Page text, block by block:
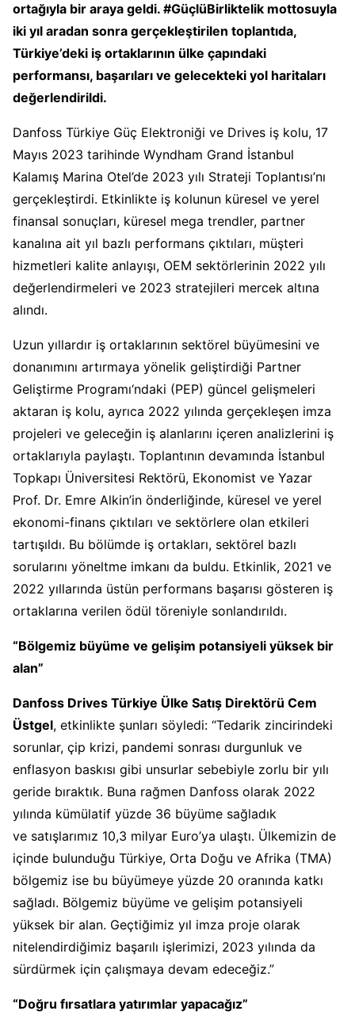
ortağıyla bir araya geldi. #GüçlüBirliktelik mottosuyla
iki yıl aradan sonra gerçekleştirilen toplantıda,
Türkiye’deki iş ortaklarının ülke çapındaki
performansı, başarıları ve gelecekteki yol haritaları
değerlendirildi.
Danfoss Türkiye Güç Elektroniği ve Drives iş kolu, 17
Mayıs 2023 tarihinde Wyndham Grand İstanbul
Kalamış Marina Otel’de 2023 yılı Strateji Toplantısı’nı
gerçekleştirdi. Etkinlikte iş kolunun küresel ve yerel
finansal sonuçları, küresel mega trendler, partner
kanalına ait yıl bazlı performans çıktıları, müşteri
hizmetleri kalite anlayışı, OEM sektörlerinin 2022 yılı
değerlendirmeleri ve 2023 stratejileri mercek altına
alındı.
Uzun yıllardır iş ortaklarının sektörel büyümesini ve
donanımını artırmaya yönelik geliştirdiği Partner
Geliştirme Programı‘ndaki (PEP) güncel gelişmeleri
aktaran iş kolu, ayrıca 2022 yılında gerçekleşen imza
projeleri ve geleceğin iş alanlarını içeren analizlerini iş
ortaklarıyla paylaştı. Toplantının devamında İstanbul
Topkapı Üniversitesi Rektörü, Ekonomist ve Yazar
Prof. Dr. Emre Alkin’in önderliğinde, küresel ve yerel
ekonomi-finans çıktıları ve sektörlere olan etkileri
tartışıldı. Bu bölümde iş ortakları, sektörel bazlı
sorularını yöneltme imkanı da buldu. Etkinlik, 2021 ve
2022 yıllarında üstün performans başarısı gösteren iş
ortaklarına verilen ödül töreniyle sonlandırıldı.
“Bölgemiz büyüme ve gelişim potansiyeli yüksek bir
alan”
Danfoss Drives Türkiye Ülke Satış Direktörü Cem
Üstgel, etkinlikte şunları söyledi: “Tedarik zincirindeki
sorunlar, çip krizi, pandemi sonrası durgunluk ve
enflasyon baskısı gibi unsurlar sebebiyle zorlu bir yılı
geride bıraktık. Buna rağmen Danfoss olarak 2022
yılında kümülatif yüzde 36 büyüme sağladık
ve satışlarımız 10,3 milyar Euro’ya ulaştı. Ülkemizin de
içinde bulunduğu Türkiye, Orta Doğu ve Afrika (TMA)
bölgemiz ise bu büyümeye yüzde 20 oranında katkı
sağladı. Bölgemiz büyüme ve gelişim potansiyeli
yüksek bir alan. Geçtiğimiz yıl imza proje olarak
nitelendirdiğimiz başarılı işlerimizi, 2023 yılında da
sürdürmek için çalışmaya devam edeceğiz.”
“Doğru fırsatlara yatırımlar yapacağız”